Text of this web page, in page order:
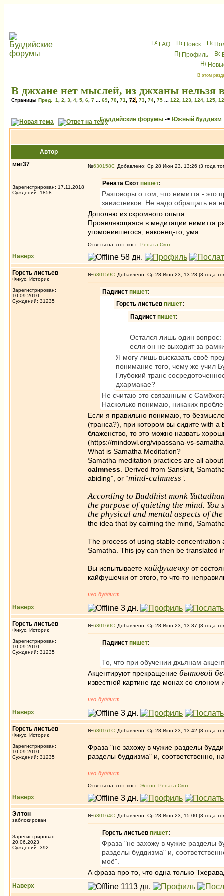
FAQ Поиск
Профиль
В этом
В джхане нет мыслей, из джханы нельзя
Страницы Пред. 1 2 3 4 5 6 7 69 70 71 72 73 74 75 122 123 124 125
Буддийские форумы -> Южный буддизм
Автор
миг37
Зарегистрирован: 17.11.2018
Суждений: 1858
№630158 Добавлено: Ср 28 Июн 23, 13:26 (3 года
Рената Скот пишет:
Разговоры о том, что нимитта - это
завистников. Не надо обращать на
Дополню из скромного опыта.
Проявляющаяся в медитации нимитта
угомонившегося, наконец-то, ума.
Ответы на этот пост: Рената Скот
Наверх
Горсть листьев
Фикус, Историк
Зарегистрирован:
10.09.2010
Суждений: 31235
№630159 Добавлено: Ср 28 Июн 23, 13:28 (3 года
Падиист пишет:
Горсть листьев пишет:
Падиист пишет:
Остался лишь один вопрос:
если он не выходит за
Я могу лишь высказать своё
понимание того, чему же учил
Глубокий транс
дхармакае?
Не считаю это связанным с
Насколько понимаю, никаких
Если я правильно понимаю, то
(транса?), при котором вы сидите with
блаженство, то это можно назвать
(https://mindowl.org/vipassana-vs-
What is Samatha Meditation?
Samatha meditation practices are all
calmness . Derived from Sanskrit,
abiding”, or “mind-calmness”.
According to Buddhist monk
the purpose of quieting the mind.
the physical and mental aspects of
the idea that by calming the mind,
The process of using stable
Samatha. This joy can then be translated
Вы испытываете кайфушечку от
кайфушечки от этого, то что-то
нео-буддист
Наверх
Горсть листьев
Фикус, Историк
Зарегистрирован:
10.09.2010
Суждений: 31235
№630160 Добавлено: Ср 28 Июн 23, 13:37 (3 года
Падиист пишет:
То, что при обучении дхьянам
Акцентируют прекращение бытовой
известной картине где монах со
нео-буддист
Наверх
Горсть листьев
Фикус, Историк
Зарегистрирован:
10.09.2010
Суждений: 31235
№630161 Добавлено: Ср 28 Июн 23, 13:42 (3 года
Фраза "не захожу в чужие разделы
разделы буддизма" и, соответственно,
нео-буддист
Ответы на этот пост: Элтон Рената Скот
Наверх
Элтон
заблокирован
Зарегистрирован:
20.06.2023
Суждений: 392
№630164 Добавлено: Ср 28 Июн 23, 15:00 (3 года
Горсть листьев пишет:
Фраза "не захожу в чужие разделы
разделы буддизма" и,
моё".
А фраза про то, что одна только
Наверх